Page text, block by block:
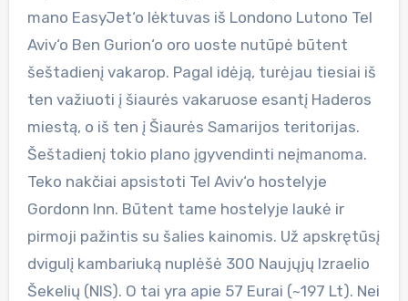
mano EasyJet‘o lėktuvas iš Londono Lutono Tel
Aviv‘o Ben Gurion‘o oro uoste nutūpė būtent
šeštadienį vakarop. Pagal idėją, turėjau tiesiai iš
ten važiuoti į šiaurės vakaruose esantį Haderos
miestą, o iš ten į Šiaurės Samarijos teritorijas.
Šeštadienį tokio plano įgyvendinti neįmanoma.
Teko nakčiai apsistoti Tel Aviv‘o hostelyje
Gordonn Inn. Būtent tame hostelyje laukė ir
pirmoji pažintis su šalies kainomis. Už apskrętūsį
dvigulį kambariuką nuplėšė 300 Naujųjų Izraelio
Šekelių (NIS). O tai yra apie 57 Eurai (~197 Lt). Nei